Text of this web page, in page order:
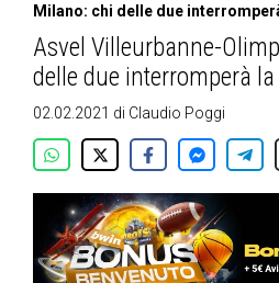
Milano: chi delle due
Asvel Villeurbanne-
delle due interromperà
02.02.2021 di Claudio Poggi